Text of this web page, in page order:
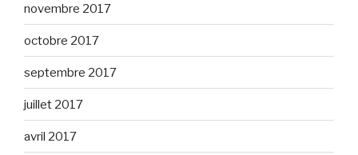
novembre 2017
octobre 2017
septembre 2017
juillet 2017
avril 2017